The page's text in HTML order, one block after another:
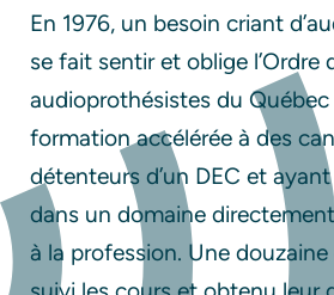
En 1976, un besoin criant
se fait sentir et oblige l’Ordre
audioprothésistes du Québec
formation accélérée à des
détenteurs d’un DEC et ayant
dans un domaine
à la profession. Une